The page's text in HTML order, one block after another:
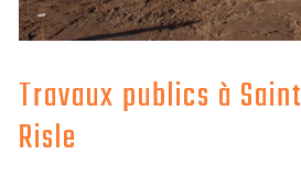
Travaux publics à
Risle